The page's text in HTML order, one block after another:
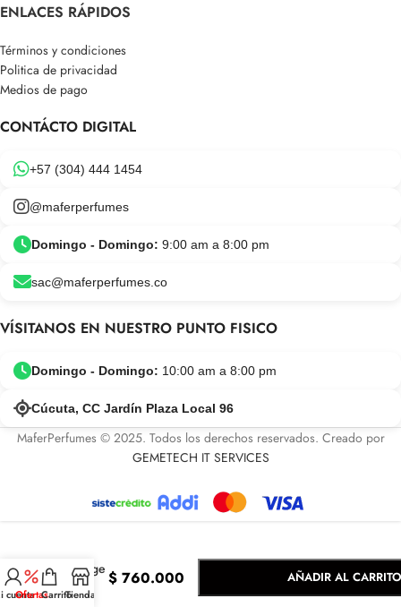
ENLACES RÁPIDOS
Términos y condiciones
Politica de privacidad
Medios de pago
CONTÁCTO DIGITAL
+57 (304) 444 1454
@maferperfumes
Domingo - Domingo: 9:00 am a 8:00 pm
sac@maferperfumes.co
VÍSITANOS EN NUESTRO PUNTO FISICO
Domingo - Domingo: 10:00 am a 8:00 pm
Cúcuta, CC Jardín Plaza Local 96
MaferPerfumes © 2025. Todos los derechos reservados. Creado por
GEMETECH IT SERVICES
cuenta
OfertasCarritoTienda
Sauvage
EDP
100ML
$ 760.000 AÑADIR AL CARRITO